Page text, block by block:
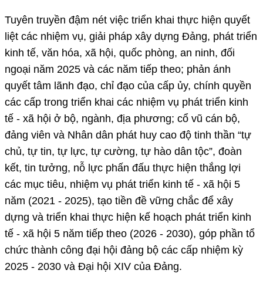
Tuyên truyền đậm nét việc triển khai thực hiện quyết
liệt các nhiệm vụ, giải pháp xây dựng Đảng, phát triển
kinh tế, văn hóa, xã hội, quốc phòng, an ninh, đối
ngoại năm 2025 và các năm tiếp theo; phản ánh
quyết tâm lãnh đạo, chỉ đạo của cấp ủy, chính quyền
các cấp trong triển khai các nhiệm vụ phát triển kinh
tế - xã hội ở bộ, ngành, địa phương; cổ vũ cán bộ,
đảng viên và Nhân dân phát huy cao độ tinh thần “tự
chủ, tự tin, tự lực, tự cường, tự hào dân tộc”, đoàn
kết, tin tưởng, nỗ lực phấn đấu thực hiện thắng lợi
các mục tiêu, nhiệm vụ phát triển kinh tế - xã hội 5
năm (2021 - 2025), tạo tiền đề vững chắc để xây
dựng và triển khai thực hiện kế hoạch phát triển kinh
tế - xã hội 5 năm tiếp theo (2026 - 2030), góp phần tổ
chức thành công đại hội đảng bộ các cấp nhiệm kỳ
2025 - 2030 và Đại hội XIV của Đảng.